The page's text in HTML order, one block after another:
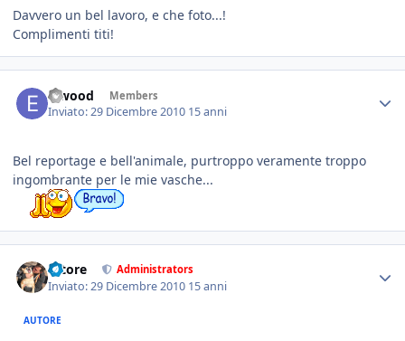
Davvero un bel lavoro, e che foto...!
Complimenti titi!
Elwood Members
Inviato:29 Dicembre 2010 15 anni
Bel reportage e bell'animale, purtroppo veramente troppo
ingombrante per le mie vasche...
tatore Administrators
Inviato:29 Dicembre 2010 15 anni
AUTORE